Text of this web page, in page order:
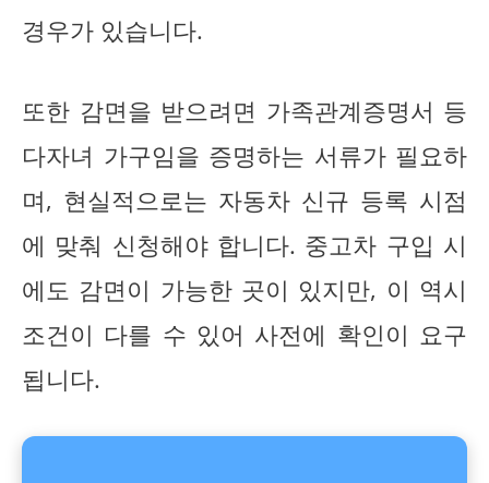
경우가 있습니다.
또한 감면을 받으려면 가족관계증명서 등
다자녀 가구임을 증명하는 서류가 필요하
며, 현실적으로는 자동차 신규 등록 시점
에 맞춰 신청해야 합니다. 중고차 구입 시
에도 감면이 가능한 곳이 있지만, 이 역시
조건이 다를 수 있어 사전에 확인이 요구
됩니다.